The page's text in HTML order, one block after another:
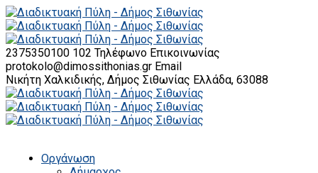
2375350100 102 Τηλέφωνο Επικοινωνίας
protokolo@dimossithonias.gr Email
Νικήτη Χαλκιδικής, Δήμος Σιθωνίας Ελλάδα, 63088
Οργάνωση